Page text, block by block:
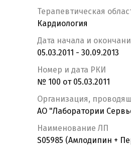
Терапевтическая
Кардиология
Дата начала и
05.03.2011 - 30.09.2013
Номер и дата РКИ
№ 100 от 05.03.2011
Организация,
АО "Лаборатории
Наименование ЛП
S05985 (Амлодипин +